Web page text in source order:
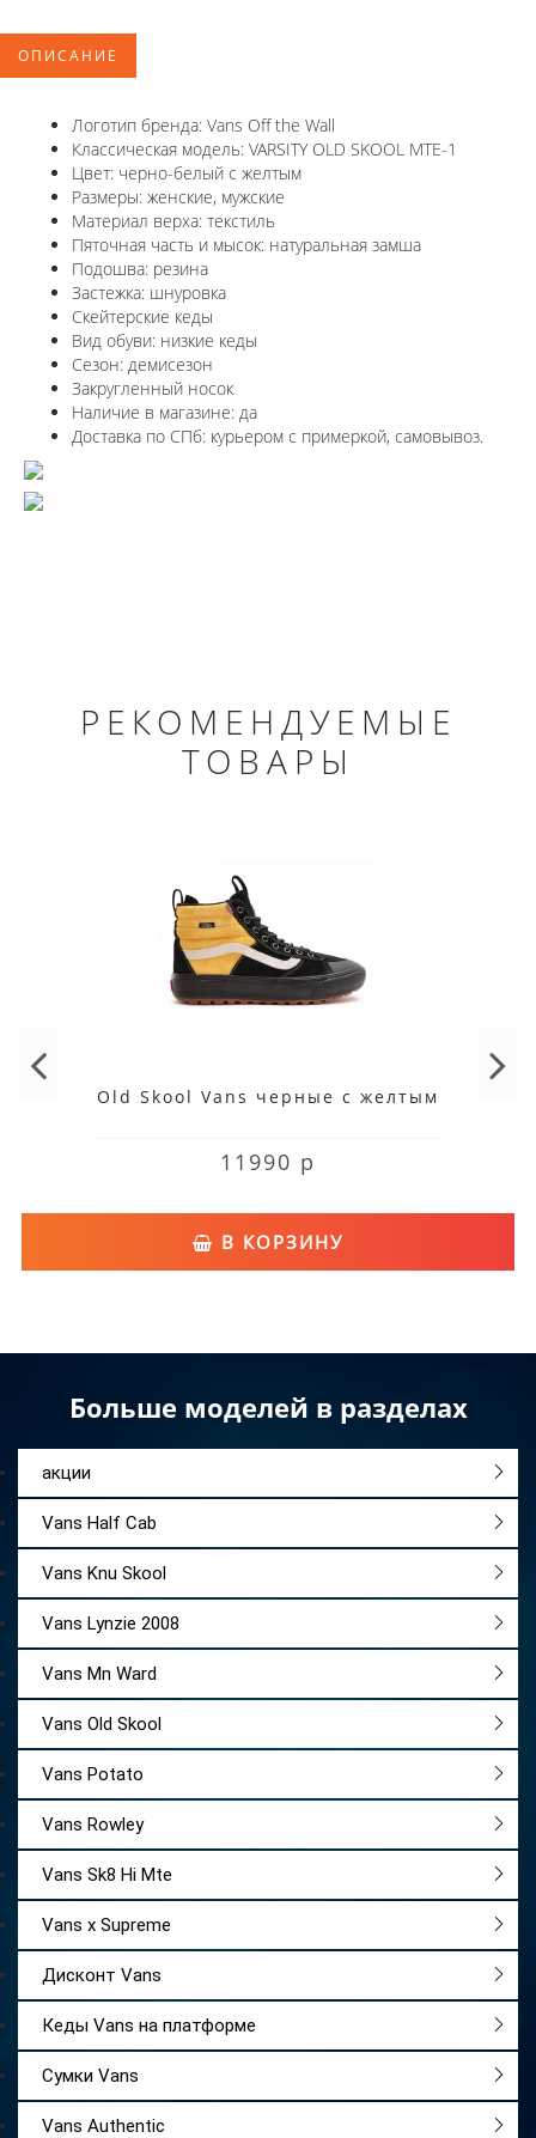
ОПИСАНИЕ
Логотип бренда: Vans Off the Wall
Классическая модель: VARSITY OLD SKOOL MTE-1
Цвет: черно-белый с желтым
Размеры: женские, мужские
Материал верха: текстиль
Пяточная часть и мысок: натуральная замша
Подошва: резина
Застежка: шнуровка
Скейтерские кеды
Вид обуви: низкие кеды
Сезон: демисезон
Закругленный носок
Наличие в магазине: да
Доставка по СПб: курьером с примеркой, самовывоз.
РЕКОМЕНДУЕМЫЕ
ТОВАРЫ
Old Skool Vans черные с желтым
11990 р
В КОРЗИНУ
Больше моделей в разделах
акции
Vans Half Cab
Vans Knu Skool
Vans Lynzie 2008
Vans Mn Ward
Vans Old Skool
Vans Potato
Vans Rowley
Vans Sk8 Hi Mte
Vans x Supreme
Дисконт Vans
Кеды Vans на платформе
Сумки Vans
Vans Authentic